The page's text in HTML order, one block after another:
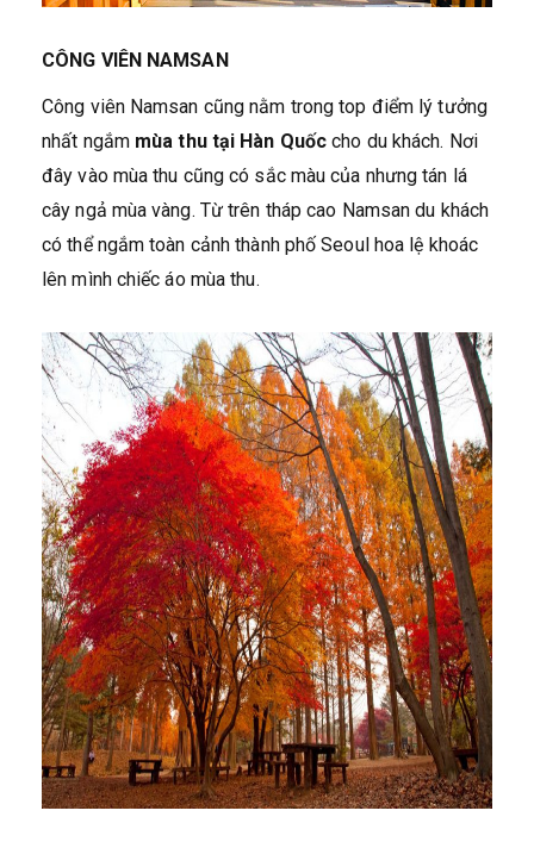
CÔNG VIÊN NAMSAN
Công viên Namsan cũng nằm trong top điểm lý tưởng
nhất ngắm mùa thu tại Hàn Quốc cho du khách. Nơi
đây vào mùa thu cũng có sắc màu của nhưng tán lá
cây ngả mùa vàng. Từ trên tháp cao Namsan du khách
có thể ngắm toàn cảnh thành phố Seoul hoa lệ khoác
lên mình chiếc áo mùa thu.